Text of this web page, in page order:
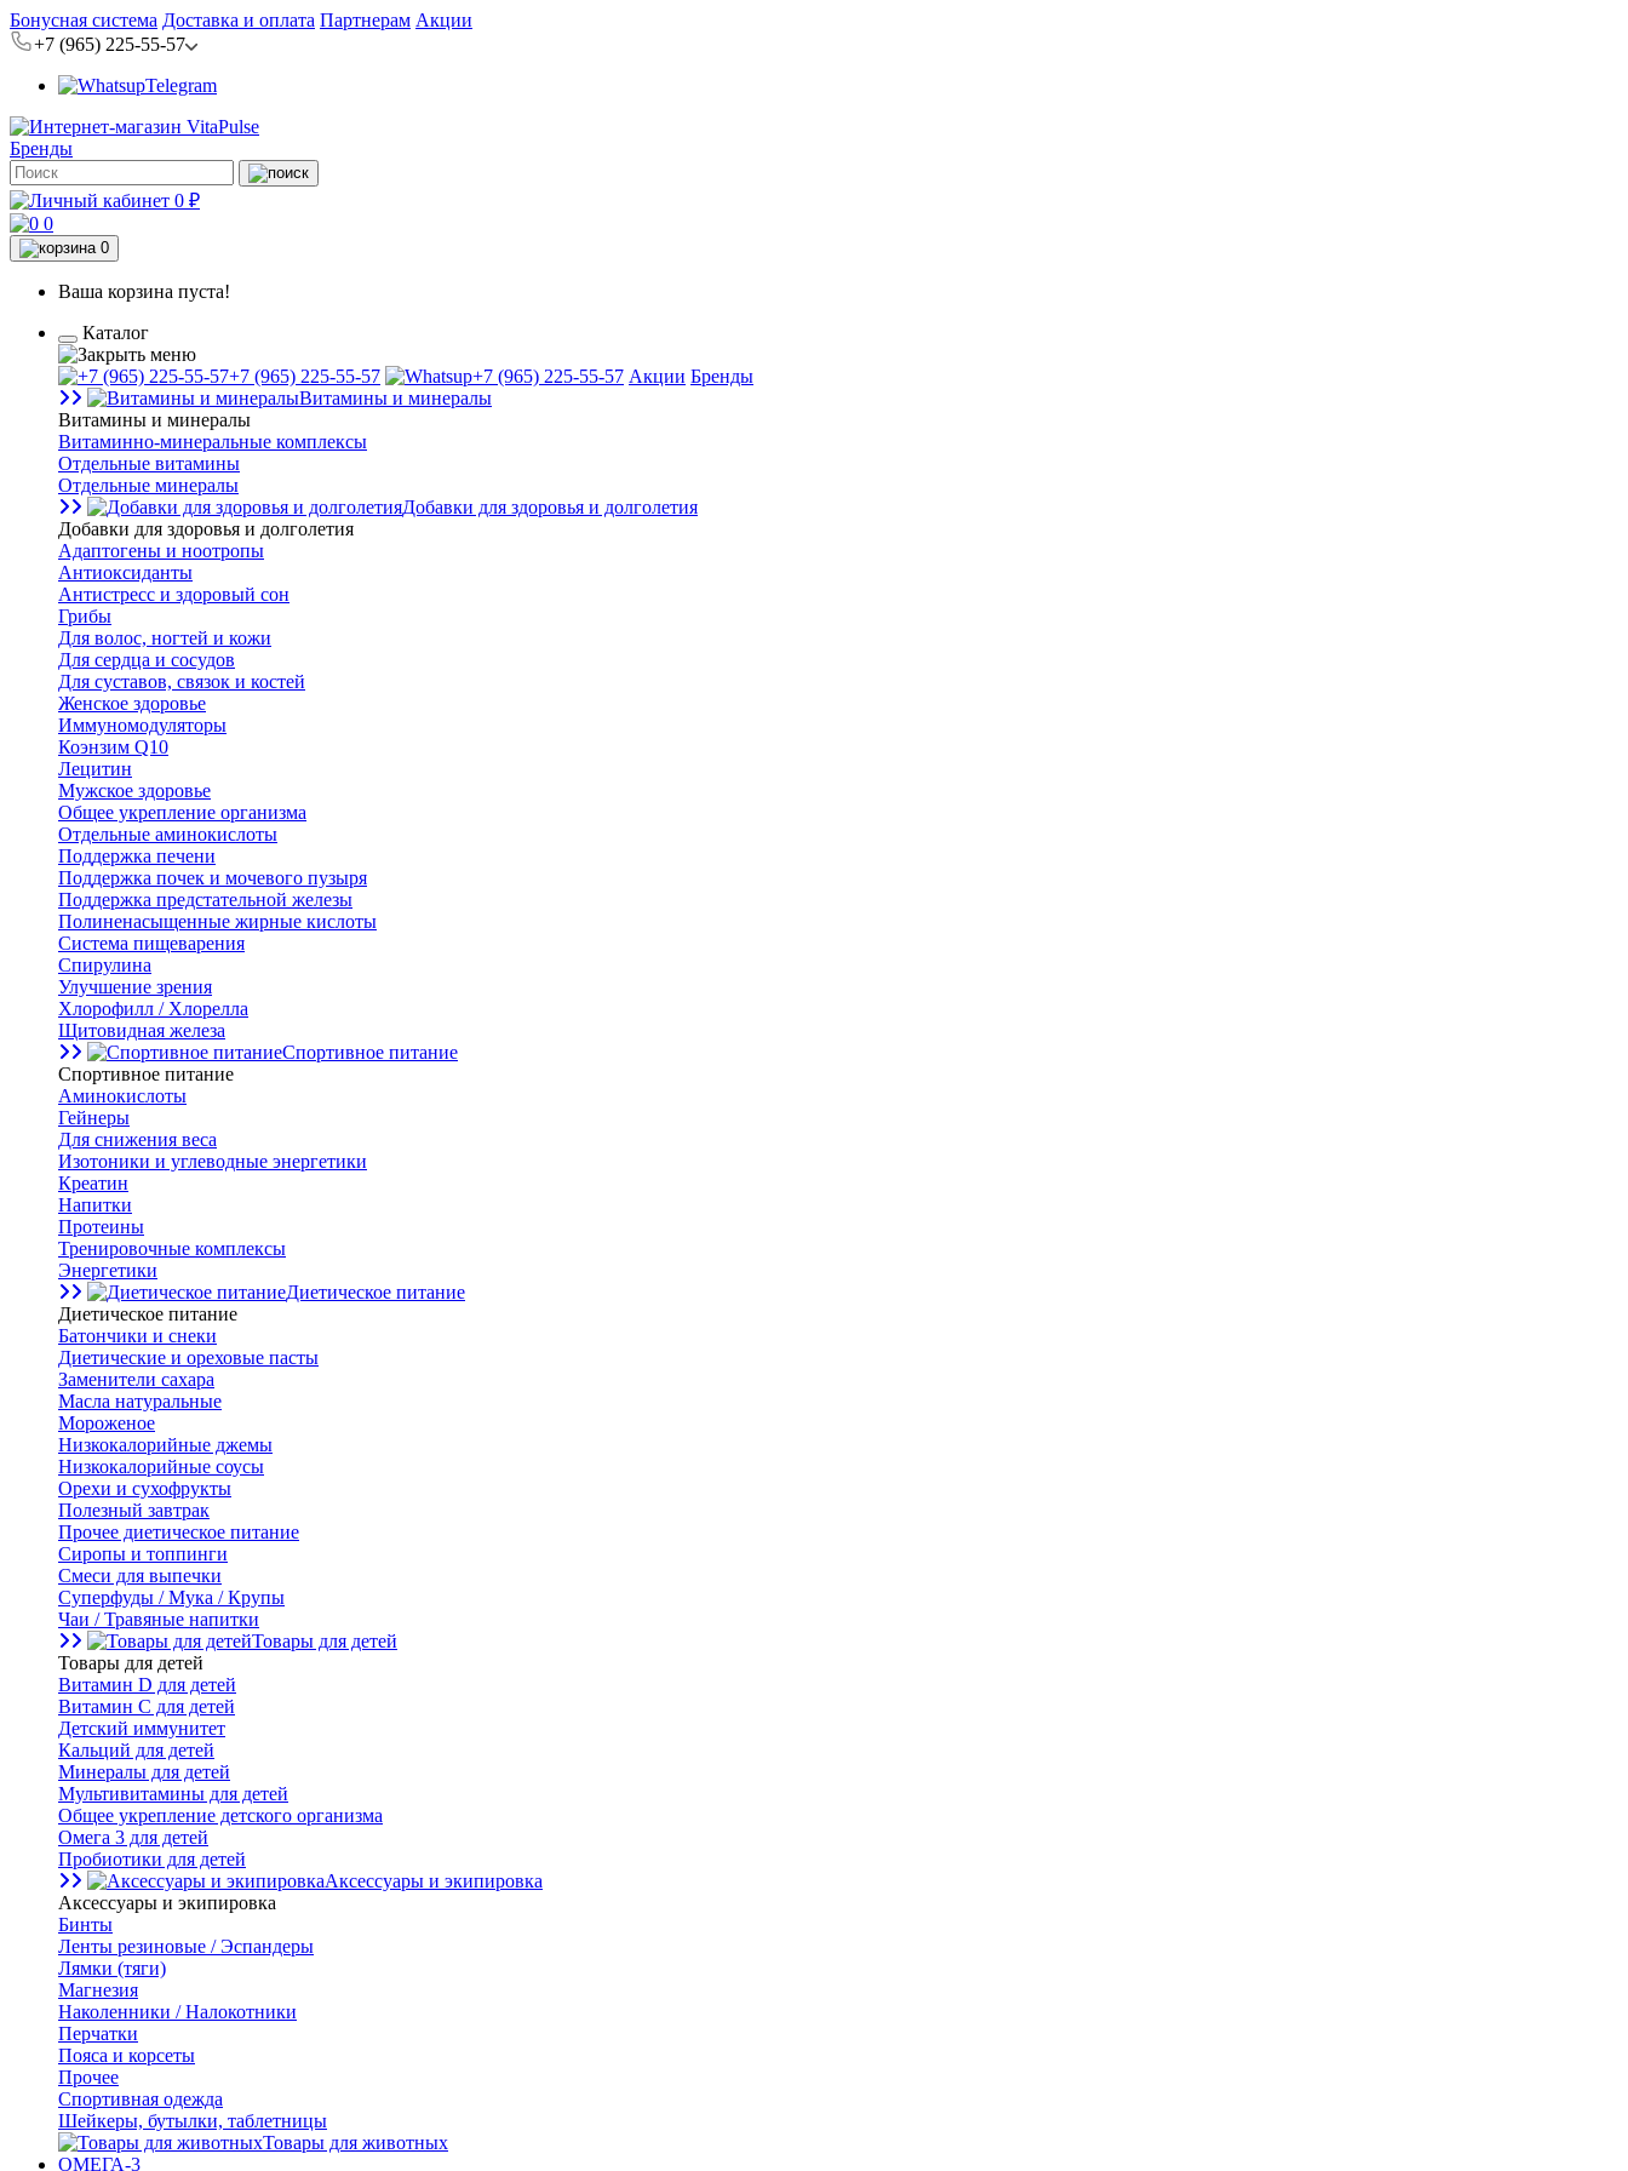
Бонусная система Доставка и оплата Партнерам Акции
+7 (965) 225-55-57
Telegram
Бренды
0 ₽
0
0
Ваша корзина пуста!
Каталог
+7 (965) 225-55-57 +7 (965) 225-55-57 Акции Бренды
Витамины и минералы
Витамины и минералы
Витаминно-минеральные комплексы
Отдельные витамины
Отдельные минералы
Добавки для здоровья и долголетия
Добавки для здоровья и долголетия
Адаптогены и ноотропы
Антиоксиданты
Антистресс и здоровый сон
Грибы
Для волос, ногтей и кожи
Для сердца и сосудов
Для суставов, связок и костей
Женское здоровье
Иммуномодуляторы
Коэнзим Q10
Лецитин
Мужское здоровье
Общее укрепление организма
Отдельные аминокислоты
Поддержка печени
Поддержка почек и мочевого пузыря
Поддержка предстательной железы
Полиненасыщенные жирные кислоты
Система пищеварения
Спирулина
Улучшение зрения
Хлорофилл / Хлорелла
Щитовидная железа
Спортивное питание
Спортивное питание
Аминокислоты
Гейнеры
Для снижения веса
Изотоники и углеводные энергетики
Креатин
Напитки
Протеины
Тренировочные комплексы
Энергетики
Диетическое питание
Диетическое питание
Батончики и снеки
Диетические и ореховые пасты
Заменители сахара
Масла натуральные
Мороженое
Низкокалорийные джемы
Низкокалорийные соусы
Орехи и сухофрукты
Полезный завтрак
Прочее диетическое питание
Сиропы и топпинги
Смеси для выпечки
Суперфуды / Мука / Крупы
Чаи / Травяные напитки
Товары для детей
Товары для детей
Витамин D для детей
Витамин С для детей
Детский иммунитет
Кальций для детей
Минералы для детей
Мультивитамины для детей
Общее укрепление детского организма
Омега 3 для детей
Пробиотики для детей
Аксессуары и экипировка
Аксессуары и экипировка
Бинты
Ленты резиновые / Эспандеры
Лямки (тяги)
Магнезия
Наколенники / Налокотники
Перчатки
Пояса и корсеты
Прочее
Спортивная одежда
Шейкеры, бутылки, таблетницы
Товары для животных
ОМЕГА-3